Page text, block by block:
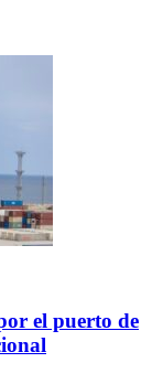
el puerto de